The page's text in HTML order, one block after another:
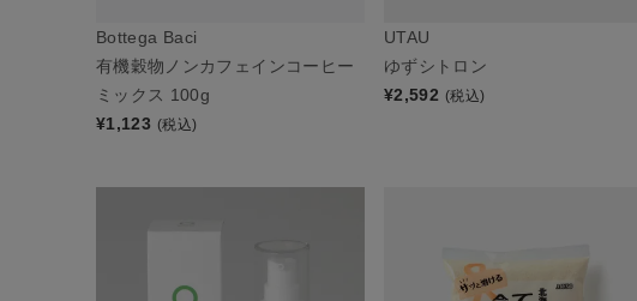
Bottega Baci
有機穀物ノンカフェインコーヒー
ミックス 100g
¥1,123 (税込)
UTAU
ゆずシトロン
¥2,592 (税込)